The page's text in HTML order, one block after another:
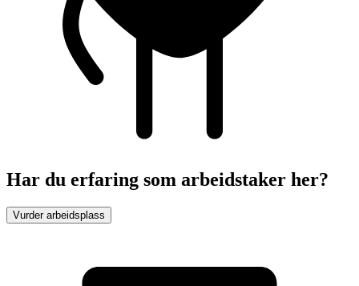
Har du erfaring som arbeidstaker her?
Vurder arbeidsplass